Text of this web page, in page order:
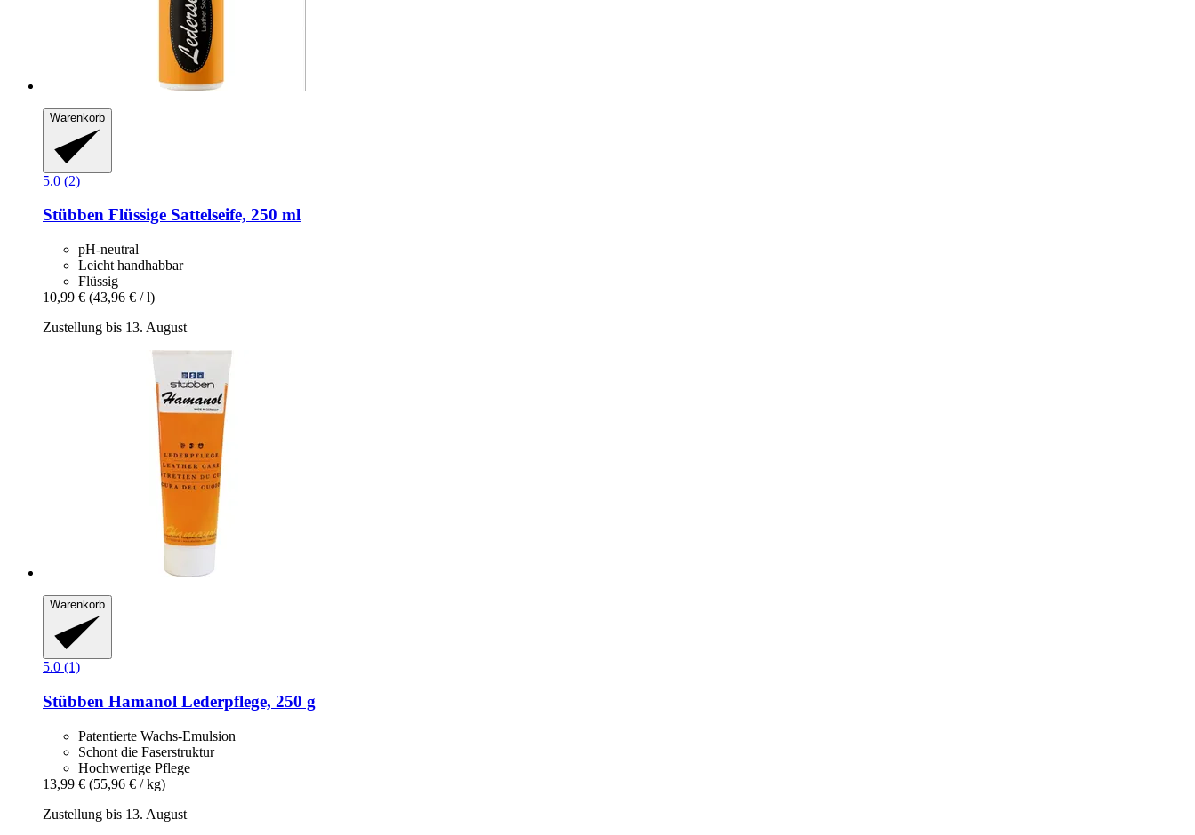
Warenkorb
5.0 (2)
Stübben Flüssige Sattelseife, 250 ml
pH-neutral
Leicht handhabbar
Flüssig
10,99 € (43,96 € / l)
Zustellung bis 13. August
Warenkorb
5.0 (1)
Stübben Hamanol Lederpflege, 250 g
Patentierte Wachs-Emulsion
Schont die Faserstruktur
Hochwertige Pflege
13,99 € (55,96 € / kg)
Zustellung bis 13. August